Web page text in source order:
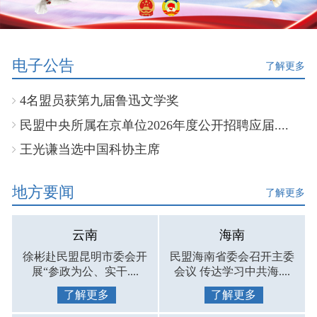
电子公告 了解更多
4名盟员获第九届鲁迅文学奖
民盟中央所属在京单位2026年度公开招聘应届....
王光谦当选中国科协主席
地方要闻 了解更多
云南
徐彬赴民盟昆明市委会开
展“参政为公、实干....
了解更多
海南
民盟海南省委会召开主委
会议 传达学习中共海....
了解更多